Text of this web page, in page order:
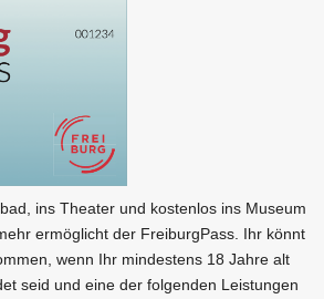
ins Theater und kostenlos ins Museum
ermöglicht der FreiburgPass. Ihr könnt
wenn Ihr mindestens 18 Jahre alt
seid und eine der folgenden Leistungen